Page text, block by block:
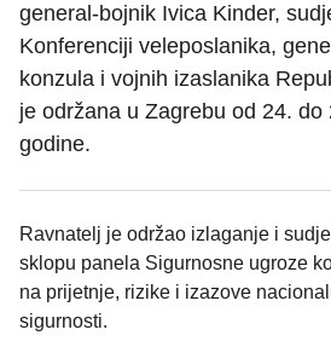
general-bojnik Ivica Kinder,
Konferenciji veleposlanika,
konzula i vojnih izaslanika
je održana u Zagrebu od 24. do
godine.
Ravnatelj je održao izlaganje i
sklopu panela Sigurnosne ugroze
na prijetnje, rizike i izazove
sigurnosti.